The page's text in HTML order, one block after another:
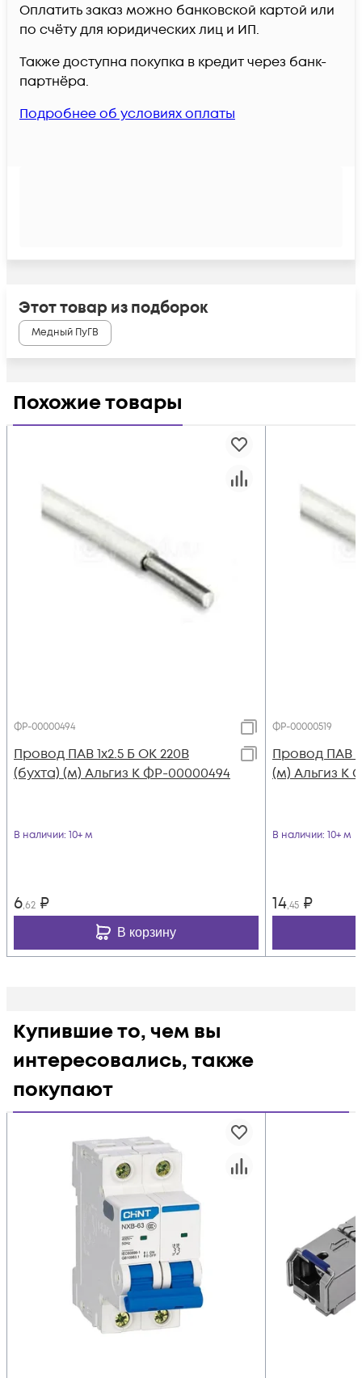
Оплатить заказ можно банковской картой или
по счёту для юридических лиц и ИП.
Также доступна покупка в кредит через банк-
партнёра.
Подробнее об условиях оплаты
Этот товар из подборок
Медный ПуГВ
Похожие товары
ФР-00000494
Провод ПАВ 1х2.5 Б ОК 220В
(бухта) (м) Альгиз К ФР-00000494
В наличии: 10+ м
6,62 ₽
В корзину
ФР-00000519
Провод ПАВ
(м) Альгиз К
В наличии: 10+ м
14,45 ₽
Купившие то, чем вы
интересовались, также
покупают